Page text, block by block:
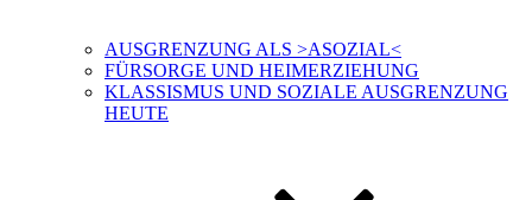
AUSGRENZUNG ALS >ASOZIAL<
FÜRSORGE UND HEIMERZIEHUNG
KLASSISMUS UND SOZIALE AUSGRENZUNG
HEUTE